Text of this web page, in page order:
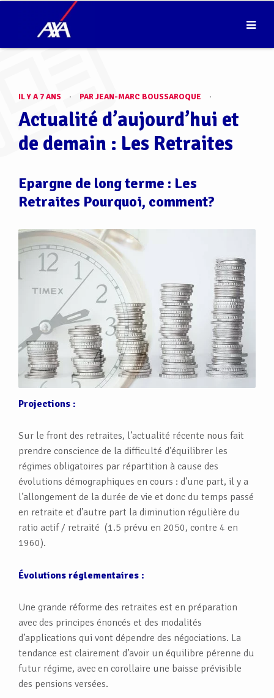
IL Y A 7 ANS · PAR JEAN-MARC BOUSSAROQUE ·
Actualité d’aujourd’hui et
de demain : Les Retraites
Epargne de long terme : Les
Retraites Pourquoi, comment?
Projections :
Sur le front des retraites, l’actualité récente nous fait
prendre conscience de la difficulté d’équilibrer les
régimes obligatoires par répartition à cause des
évolutions démographiques en cours : d’une part, il y a
l’allongement de la durée de vie et donc du temps passé
en retraite et d’autre part la diminution régulière du
ratio actif / retraité (1.5 prévu en 2050, contre 4 en
1960).
Évolutions réglementaires :
Une grande réforme des retraites est en préparation
avec des principes énoncés et des modalités
d’applications qui vont dépendre des négociations. La
tendance est clairement d’avoir un équilibre pérenne du
futur régime, avec en corollaire une baisse prévisible
des pensions versées.